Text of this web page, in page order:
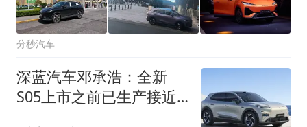
分秒汽车
深蓝汽车邓承浩：全新
S05上市之前已生产接近